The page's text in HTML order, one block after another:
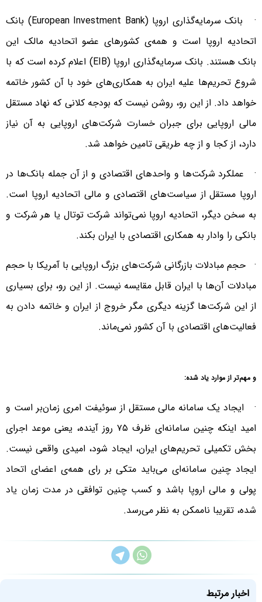
· بانک سرمایه‌گذاری اروپا (European Investment Bank) بانک
اتحادیه اروپا است و همه‌ی کشورهای عضو اتحادیه مالک این
بانک هستند. بانک سرمایه‌گذاری اروپا (EIB) اعلام کرده است که با
شروع تحریم‌ها علیه ایران به همکاری‌های خود با آن کشور خاتمه
خواهد داد. از این رو، روشن نیست که بودجه کلانی که نهاد مستقل
مالی اروپایی برای جبران خسارت شرکت‌های اروپایی به آن نیاز
دارد، از کجا و از چه طریقی تامین خواهد شد.
· عملکرد شرکت‌ها و واحدهای اقتصادی و از آن جمله بانک‌ها در
اروپا مستقل از سیاست‌های اقتصادی و مالی اتحادیه اروپا است.
به سخن دیگر، اتحادیه اروپا نمی‌تواند شرکت توتال یا هر شرکت و
بانکی را وادار به همکاری اقتصادی با ایران بکند.
· حجم مبادلات بازرگانی شرکت‌های بزرگ اروپایی با آمریکا با حجم
مبادلات آن‌ها با ایران قابل مقایسه نیست. از این رو، برای بسیاری
از این شرکت‌ها گزینه دیگری مگر خروج از ایران و خاتمه دادن به
فعالیت‌های اقتصادی با آن کشور نمی‌ماند.
و مهم‌تر از موارد یاد شده:
· ایجاد یک سامانه مالی مستقل از سوئیفت امری زمان‌بر است و
امید اینکه چنین سامانه‌ای ظرف ۷۵ روز آینده، یعنی موعد اجرای
بخش تکمیلی تحریم‌های ایران، ایجاد شود، امیدی واقعی نیست.
ایجاد چنین سامانه‌ای می‌باید متکی بر رای همه‌ی اعضای اتحاد
پولی و مالی اروپا باشد و کسب چنین توافقی در مدت زمان یاد
شده، تقریبا ناممکن به نظر می‌رسد.
اخبار مرتبط